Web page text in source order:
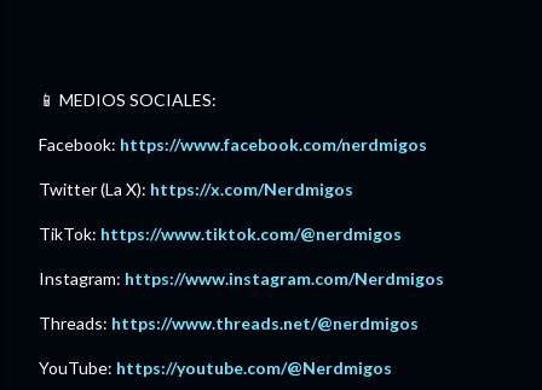
📱 MEDIOS SOCIALES:
Facebook: ⁠ https://www.facebook.com/nerdmigos⁠
Twitter (La X): https://x.com/Nerdmigos⁠
TikTok: ⁠https://www.tiktok.com/@nerdmigos⁠
Instagram: ⁠ https://www.instagram.com/Nerdmigos⁠
Threads: ⁠ https://www.threads.net/@nerdmigos⁠
YouTube: ⁠ https://youtube.com/@Nerdmigos⁠